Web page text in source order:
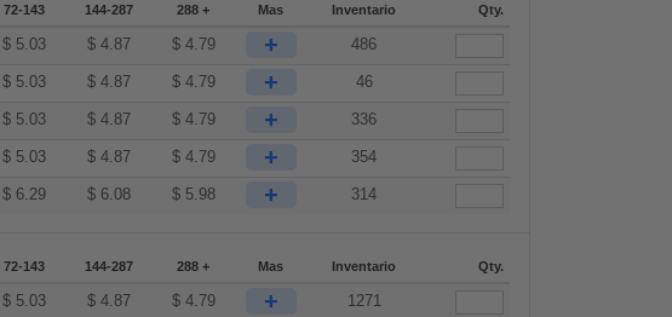
72-143 144-287 288 + Mas Inventario Qty.
$ 5.03 $ 4.87 $ 4.79 + 486
$ 5.03 $ 4.87 $ 4.79 + 46
$ 5.03 $ 4.87 $ 4.79 + 336
$ 5.03 $ 4.87 $ 4.79 + 354
$ 6.29 $ 6.08 $ 5.98 + 314
72-143 144-287 288 + Mas Inventario Qty.
$ 5.03 $ 4.87 $ 4.79 + 1271